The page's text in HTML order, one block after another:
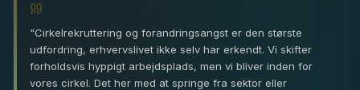
"Cirkelrekruttering og forandringsangst er den største
udfordring, erhvervslivet ikke selv har erkendt. Vi skifter
forholdsvis hyppigt arbejdsplads, men vi bliver inden for
vores cirkel. Det her med at springe fra sektor eller